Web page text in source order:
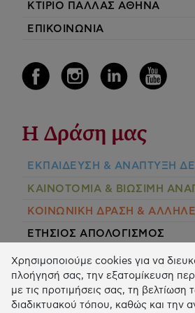
ΚΤΙΡΙΟ ΠΑΛΛΑΣ ΑΘΗΝΑ
ΕΠΙΚΟΙΝΩΝΙΑ
Η Δράση μας
ΕΚΠΑIΔΕΥΣΗ & ΑΝΑΠΤΥΞΗ
ΚΑΙΝΟΤΟΜΙΑ & ΒΙΩΣΙΜΗ
ΚΟΙΝΩΝΙΚΗ ΔΡΑΣΗ &
ΕΤΗΣΙΟΣ ΑΠΟΛΟΓΙΣΜΟΣ
E-LIBRARY
ΧΡΗΜΑΤΟΔΟΤΗΣΕΙΣ
Χρησιμοποιούμε cookies για να
πλοήγησή σας, την εξατομίκευση
με τις προτιμήσεις σας, τη βελτίωση
διαδικτυακού τόπου, καθώς και την